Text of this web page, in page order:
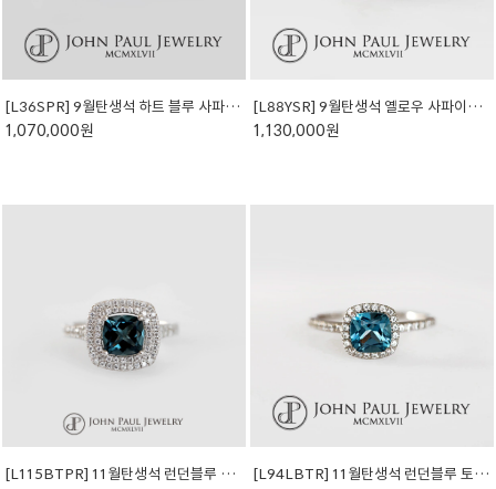
[L36SPR] 9월탄생석 하트 블루 사파이어 반지 (천연석)
1,070,000원
[L88YSR] 9월탄생석 옐로우 사파이어 반지 (천연석)
1,130,000원
[L115BTPR] 11월탄생석 런던블루 토파즈 반지 (천연석) [L94LBTR] 11월탄생석 런던블루 토파즈 반지 (천연석)